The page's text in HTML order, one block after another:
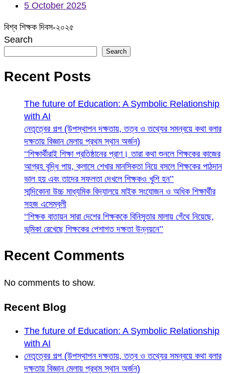
5 October 2025
বিশ্ব শিক্ষক দিবস-২০২৫
Search
Search
Recent Posts
The future of Education: A Symbolic Relationship
with AI
নেতৃত্বের গল্প (উপস্থাপন দক্ষতায়, তত্ব ও তথ্যের সমন্বয়ে কথা বলার
দক্ষতায় বিজ্ঞান মেলায় প্রথম স্থান অর্জন)
‘‘শিক্ষার্থীরাই শিক্ষা প্রতিষ্ঠানের প্রাণ। তারা কথা শুনলে শিক্ষকের কাজের
আগ্রহ বৃদ্ধি পায়, ক্লাসে শেখার মানসিকতা নিয়ে বসলে শিক্ষকের পাঠদান
ভাল হয় এবং তাদের সফলতা দেখলে শিক্ষকও খুশি হন’’
সান্দিকোনা উচ্চ মাধ্যমিক বিদ্যালয়ে মাইক সংযোজন ও অধিক শিক্ষার্থীর
সহজ এসেম্বলী
‘‘শিক্ষক বাতায়ন সারা দেশের শিক্ষককে বিনিসুতার মালায় গেঁথে নিয়েছে,
ভূমিকা রেখেছে শিক্ষকের পেশাগত দক্ষতা উন্নয়নে’’
Recent Comments
No comments to show.
Recent Blog
The future of Education: A Symbolic Relationship
with AI
নেতৃত্বের গল্প (উপস্থাপন দক্ষতায়, তত্ব ও তথ্যের সমন্বয়ে কথা বলার
দক্ষতায় বিজ্ঞান মেলায় প্রথম স্থান অর্জন)